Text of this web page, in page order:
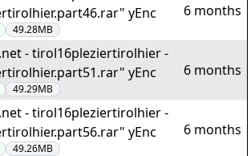
yEnc
49.28MB
6 months
- tirol16pleziertirolhier -
yEnc
49.29MB
6 months
- tirol16pleziertirolhier -
yEnc
49.26MB
6 months